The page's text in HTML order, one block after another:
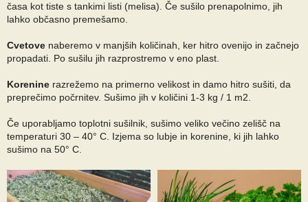
časa kot tiste s tankimi listi (melisa). Če sušilo prenapolnimo, jih
lahko občasno premešamo.
Cvetove naberemo v manjših količinah, ker hitro ovenijo in začnejo
propadati. Po sušilu jih razprostremo v eno plast.
Korenine razrežemo na primerno velikost in damo hitro sušiti, da
preprečimo počrnitev. Sušimo jih v količini 1-3 kg / 1 m2.
Če uporabljamo toplotni sušilnik, sušimo veliko večino zelišč na
temperaturi 30 – 40° C. Izjema so lubje in korenine, ki jih lahko
sušimo na 50° C.